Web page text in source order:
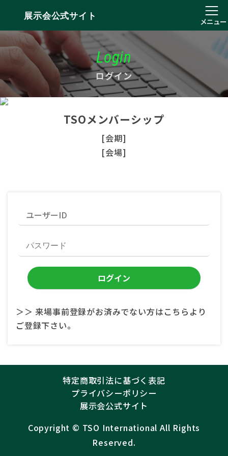
展示会公式サイト
メニュー
Login
ログイン
TSOメンバーシップ
[会期]
[会場]
＞＞ 来場事前登録がお済みでない方はこちらより
ご登録下さい。
特定商取引法に基づく表記
プライバシーポリシー
展示会公式サイト
Copyright ©︎ TSO International All Rights
Reserved.